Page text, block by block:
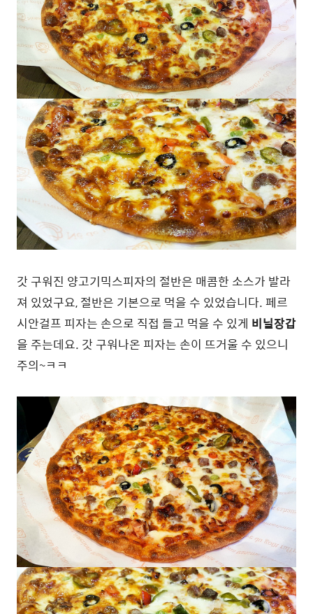
갓 구워진 양고기믹스피자의 절반은 매콤한 소스가 발라
져 있었구요, 절반은 기본으로 먹을 수 있었습니다. 페르
시안걸프 피자는 손으로 직접 들고 먹을 수 있게 비닐장갑
을 주는데요. 갓 구워나온 피자는 손이 뜨거울 수 있으니
주의~ㅋㅋ